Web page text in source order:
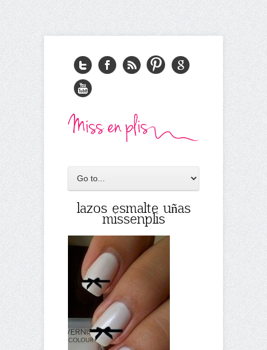
lazos esmalte uñas
missenplis